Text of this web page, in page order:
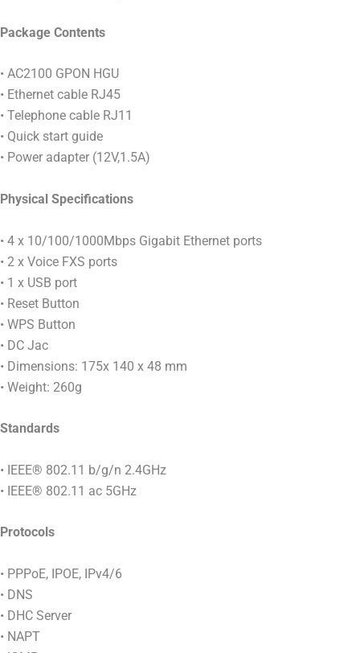
Package Contents
• AC2100 GPON HGU
• Ethernet cable RJ45
• Telephone cable RJ11
• Quick start guide
• Power adapter (12V,1.5A)
Physical Specifications
• 4 x 10/100/1000Mbps Gigabit Ethernet ports
• 2 x Voice FXS ports
• 1 x USB port
• Reset Button
• WPS Button
• DC Jac
• Dimensions: 175x 140 x 48 mm
• Weight: 260g
Standards
• IEEE® 802.11 b/g/n 2.4GHz
• IEEE® 802.11 ac 5GHz
Protocols
• PPPoE, IPOE, IPv4/6
• DNS
• DHC Server
• NAPT